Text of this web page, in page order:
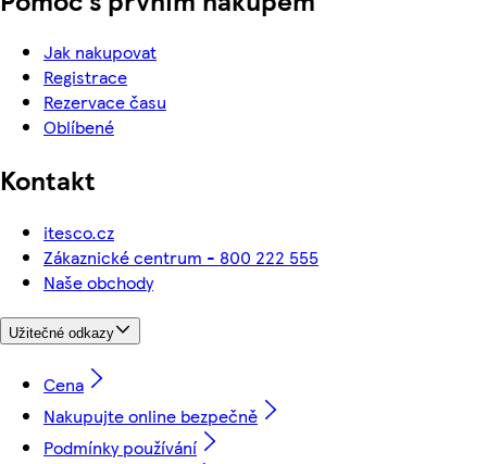
Jak nakupovat
Registrace
Rezervace času
Oblíbené
Kontakt
itesco.cz
Zákaznické centrum - 800 222 555
Naše obchody
Užitečné odkazy
Cena
Nakupujte online bezpečně
Podmínky používání